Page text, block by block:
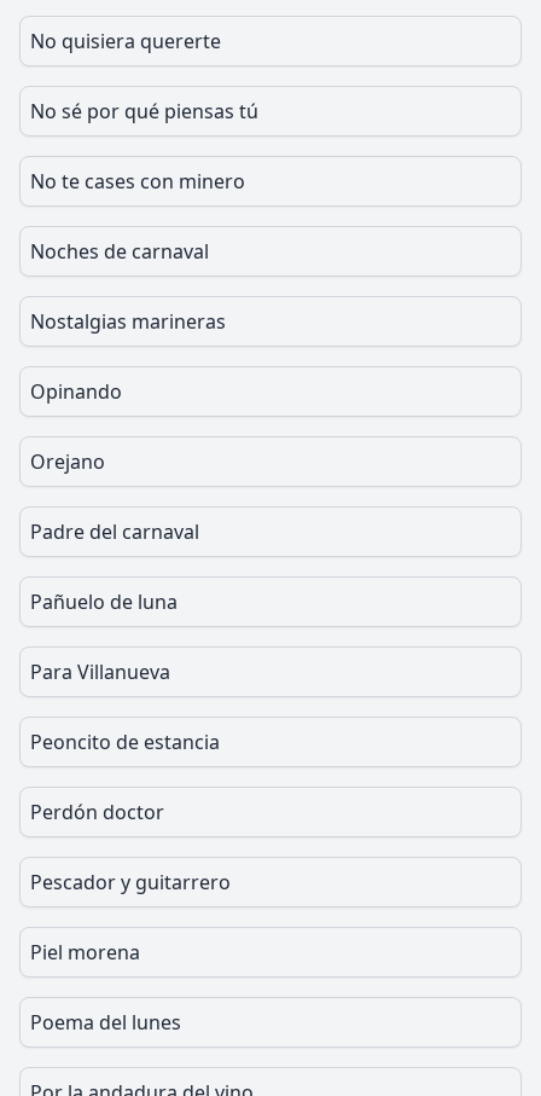
No quisiera quererte
No sé por qué piensas tú
No te cases con minero
Noches de carnaval
Nostalgias marineras
Opinando
Orejano
Padre del carnaval
Pañuelo de luna
Para Villanueva
Peoncito de estancia
Perdón doctor
Pescador y guitarrero
Piel morena
Poema del lunes